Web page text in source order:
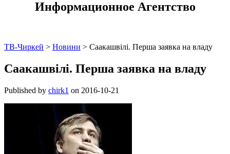
Информационное Агентство
ТВ-Чиркей > Новини > Саакашвілі. Перша заявка на владу
Саакашвілі. Перша заявка на владу
Published by chirk1 on 2016-10-21